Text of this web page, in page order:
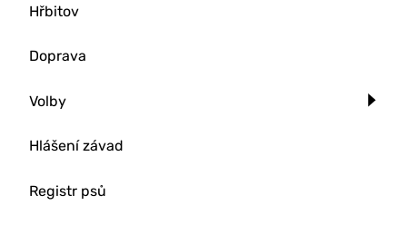
Hřbitov
Doprava
Volby
Hlášení závad
Registr psů